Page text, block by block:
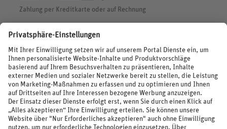
Zahlung per Kreditkarte oder auf Rechnung
BEWERTUNGEN
SOCIAL MEDIA